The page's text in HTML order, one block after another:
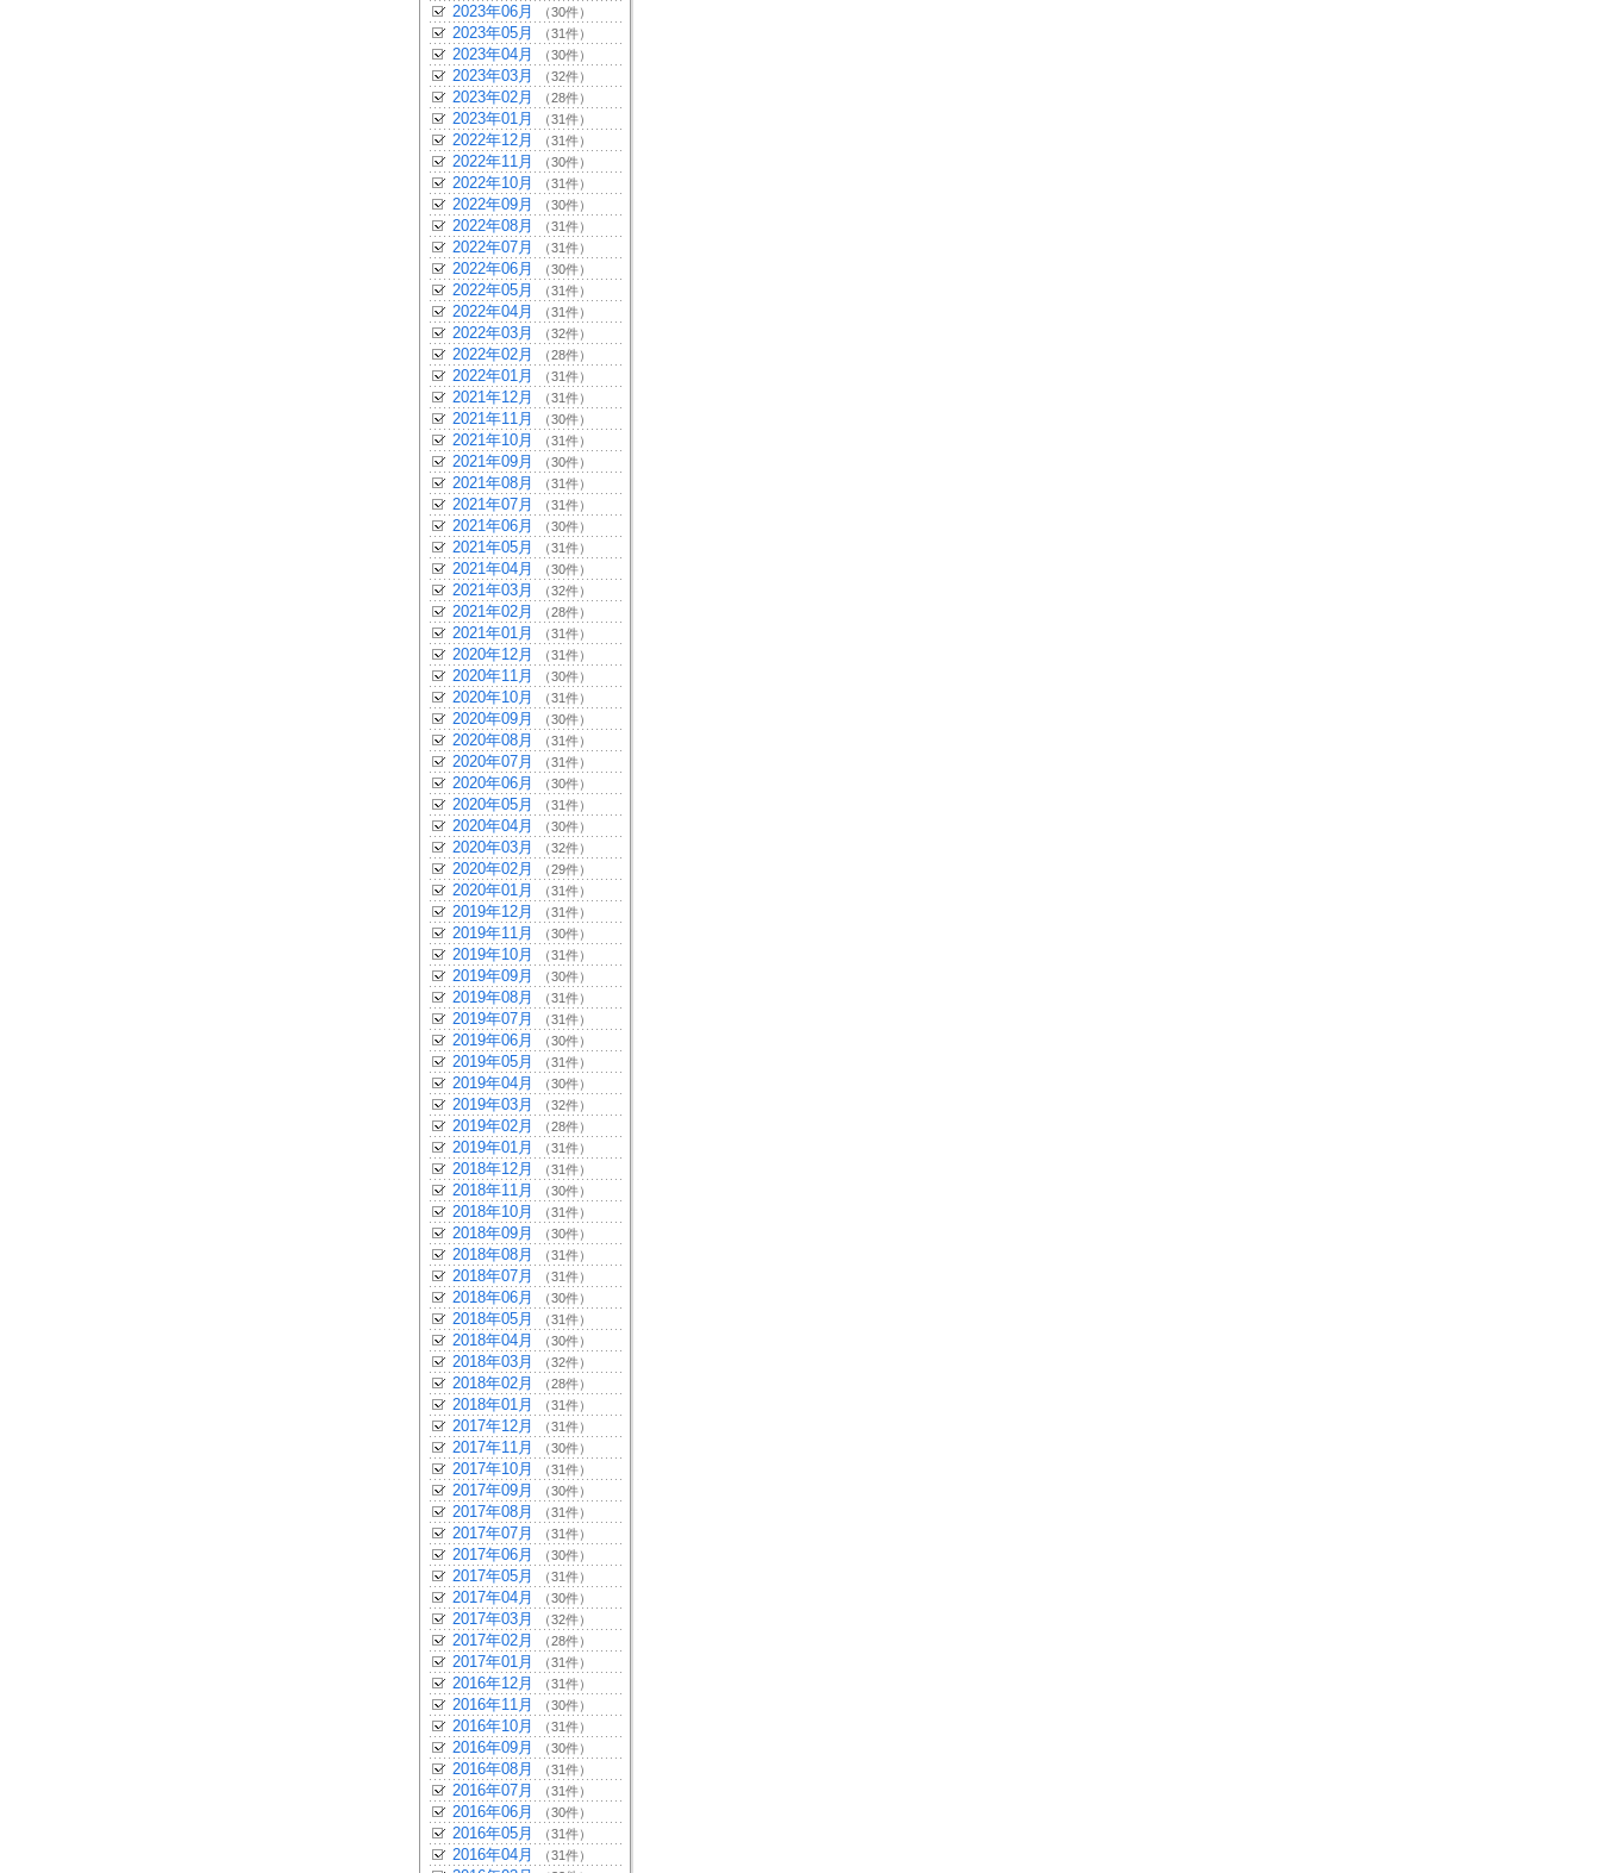
2023年06月 （30件）
2023年05月 （31件）
2023年04月 （30件）
2023年03月 （32件）
2023年02月 （28件）
2023年01月 （31件）
2022年12月 （31件）
2022年11月 （30件）
2022年10月 （31件）
2022年09月 （30件）
2022年08月 （31件）
2022年07月 （31件）
2022年06月 （30件）
2022年05月 （31件）
2022年04月 （31件）
2022年03月 （32件）
2022年02月 （28件）
2022年01月 （31件）
2021年12月 （31件）
2021年11月 （30件）
2021年10月 （31件）
2021年09月 （30件）
2021年08月 （31件）
2021年07月 （31件）
2021年06月 （30件）
2021年05月 （31件）
2021年04月 （30件）
2021年03月 （32件）
2021年02月 （28件）
2021年01月 （31件）
2020年12月 （31件）
2020年11月 （30件）
2020年10月 （31件）
2020年09月 （30件）
2020年08月 （31件）
2020年07月 （31件）
2020年06月 （30件）
2020年05月 （31件）
2020年04月 （30件）
2020年03月 （32件）
2020年02月 （29件）
2020年01月 （31件）
2019年12月 （31件）
2019年11月 （30件）
2019年10月 （31件）
2019年09月 （30件）
2019年08月 （31件）
2019年07月 （31件）
2019年06月 （30件）
2019年05月 （31件）
2019年04月 （30件）
2019年03月 （32件）
2019年02月 （28件）
2019年01月 （31件）
2018年12月 （31件）
2018年11月 （30件）
2018年10月 （31件）
2018年09月 （30件）
2018年08月 （31件）
2018年07月 （31件）
2018年06月 （30件）
2018年05月 （31件）
2018年04月 （30件）
2018年03月 （32件）
2018年02月 （28件）
2018年01月 （31件）
2017年12月 （31件）
2017年11月 （30件）
2017年10月 （31件）
2017年09月 （30件）
2017年08月 （31件）
2017年07月 （31件）
2017年06月 （30件）
2017年05月 （31件）
2017年04月 （30件）
2017年03月 （32件）
2017年02月 （28件）
2017年01月 （31件）
2016年12月 （31件）
2016年11月 （30件）
2016年10月 （31件）
2016年09月 （30件）
2016年08月 （31件）
2016年07月 （31件）
2016年06月 （30件）
2016年05月 （31件）
2016年04月 （31件）